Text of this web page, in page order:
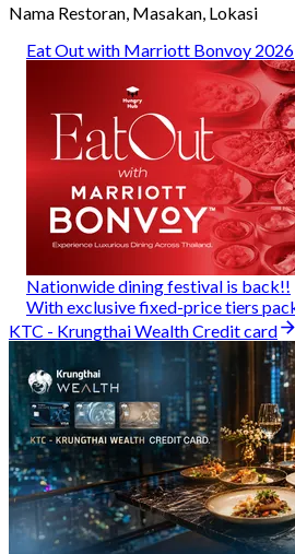
Nama Restoran, Masakan, Lokasi
Eat Out with Marriott Bonvoy 2026
Nationwide dining festival is back!!
KTC - Krungthai Wealth Credit card